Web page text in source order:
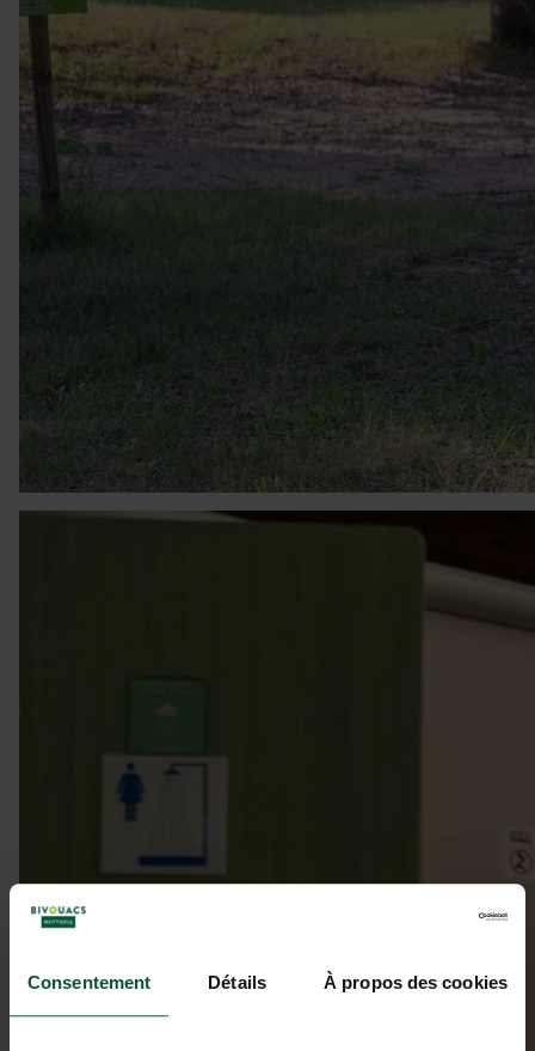
Consentement Détails À propos des cookies